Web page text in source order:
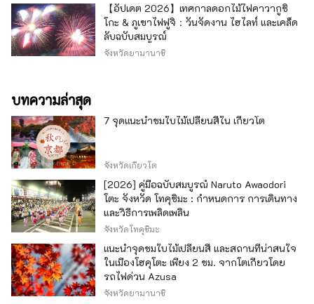
【อัปเดต 2026】เทศกาลดอกไม้ไฟคาวากูชิ
โกะ & ภูเขาไฟฟูจิ：วันจัดงาน ไฮไลท์ และเคล็ด
ลับฉบับสมบูรณ์
จังหวัดยามานาชิ
บทความล่าสุด
7 จุดแนะนำชมใบไม้เปลี่ยนสีใน เกียวโต
จังหวัดเกียวโต
[2026] คู่มือฉบับสมบูรณ์ Naruto Awaodori
โตะ จังหวัด โทคุชิมะ : กำหนดการ การเดินทาง
และวิธีการเพลิดเพลิน
จังหวัดโทคุชิมะ
แนะนำจุดชมใบไม้เปลี่ยนสี และสถานที่น่าสนใจ
ในเมืองโฮคุโตะ เพียง 2 ชม. จากโตเกียวโดย
รถไฟด่วน Azusa
จังหวัดยามานาชิ